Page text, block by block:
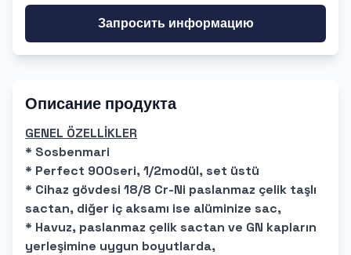
Запросить информацию
Описание продукта
GENEL ÖZELLİKLER
* Sosbenmari
* Perfect 900seri, 1/2modül, set üstü
* Cihaz gövdesi 18/8 Cr-Ni paslanmaz çelik taşlı
sactan, diğer iç aksamı ise alüminize sac,
* Havuz, paslanmaz çelik sactan ve GN kapların
yerleşimine uygun boyutlarda,